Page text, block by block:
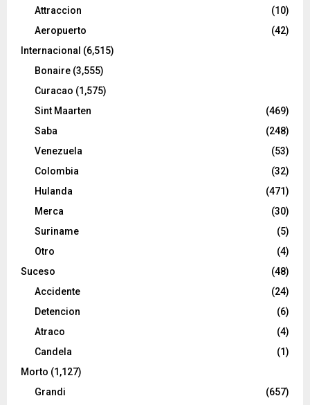
Attraccion
(10)
Aeropuerto
(42)
Internacional (6,515)
Bonaire (3,555)
Curacao (1,575)
Sint Maarten
(469)
Saba
(248)
Venezuela
(53)
Colombia
(32)
Hulanda
(471)
Merca
(30)
Suriname
(5)
Otro
(4)
Suceso
(48)
Accidente
(24)
Detencion
(6)
Atraco
(4)
Candela
(1)
Morto (1,127)
Grandi
(657)